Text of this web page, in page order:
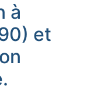
à
et